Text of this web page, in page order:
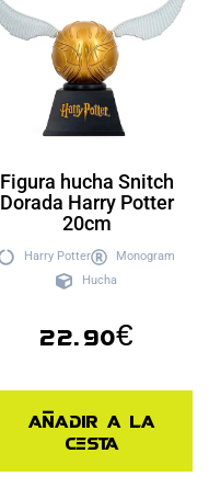
Figura hucha Snitch
Dorada Harry Potter
20cm
Harry Potter
Monogram
Hucha
22.90€
Añadir a la
cesta